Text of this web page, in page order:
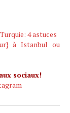
4 astuces
à Istanbul ou
sociaux!